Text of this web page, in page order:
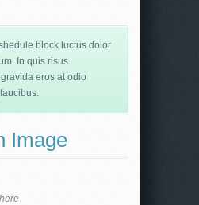
block luctus dolor
In quis risus.
eros at odio
Image